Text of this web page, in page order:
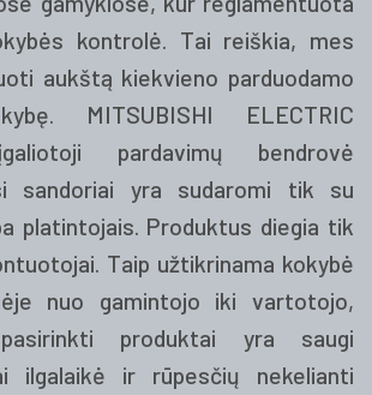
kontrolė. Tai reiškia, mes
aukštą kiekvieno parduodamo
MITSUBISHI ELECTRIC
pardavimų bendrovė
sandoriai yra sudaromi tik su
platintojais. Produktus diegia tik
Taip užtikrinama kokybė
nuo gamintojo iki vartotojo,
produktai yra saugi
ilgalaikė ir rūpesčių nekelianti